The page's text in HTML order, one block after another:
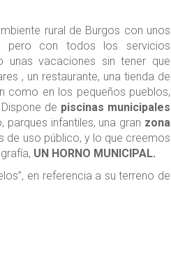
rural de Burgos con unos
pero con todos los servicios
unas vacaciones sin tener que
, un restaurante, una tienda de
como en los pequeños pueblos,
de piscinas municipales
parques infantiles, una gran zona
de uso público, y lo que creemos
UN HORNO MUNICIPAL.
en referencia a su terreno de